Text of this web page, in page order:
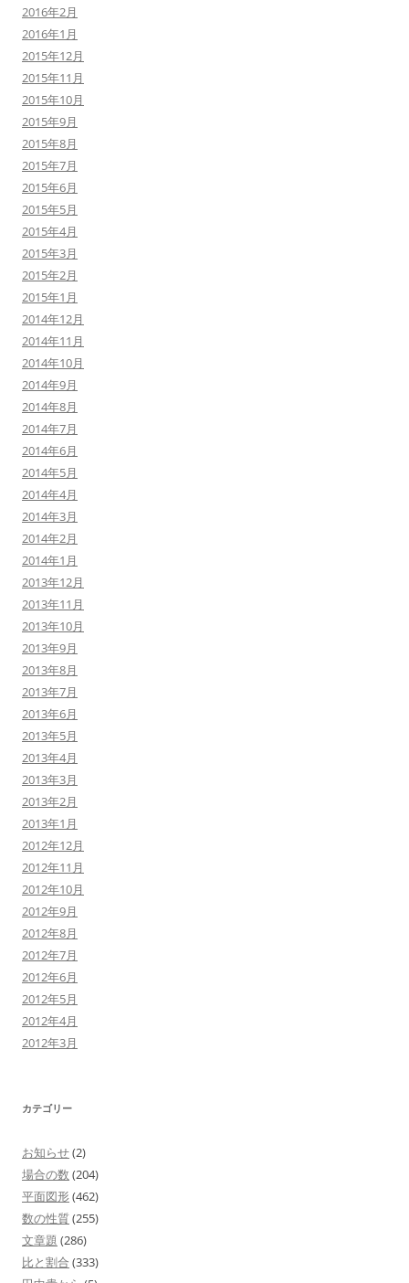
2016年2月
2016年1月
2015年12月
2015年11月
2015年10月
2015年9月
2015年8月
2015年7月
2015年6月
2015年5月
2015年4月
2015年3月
2015年2月
2015年1月
2014年12月
2014年11月
2014年10月
2014年9月
2014年8月
2014年7月
2014年6月
2014年5月
2014年4月
2014年3月
2014年2月
2014年1月
2013年12月
2013年11月
2013年10月
2013年9月
2013年8月
2013年7月
2013年6月
2013年5月
2013年4月
2013年3月
2013年2月
2013年1月
2012年12月
2012年11月
2012年10月
2012年9月
2012年8月
2012年7月
2012年6月
2012年5月
2012年4月
2012年3月
カテゴリー
お知らせ(2)
場合の数 (204)
平面図形(462)
数の性質(255)
文章題 (286)
比と割合 (333)